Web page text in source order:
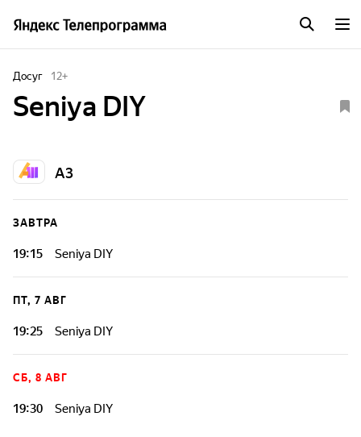
Досуг 12+
Seniya DIY
А3
ЗАВТРА
19:15 Seniya DIY
ПТ, 7 АВГ
19:25 Seniya DIY
СБ, 8 АВГ
19:30 Seniya DIY